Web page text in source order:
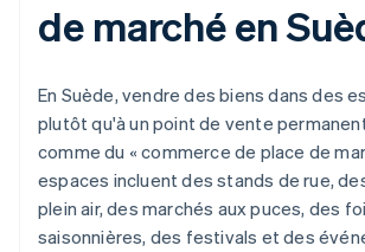
de marché en
En Suède, vendre des biens dans des
plutôt qu'à un point de vente
comme du « commerce de place de
espaces incluent des stands de rue,
plein air, des marchés aux puces, des
saisonnières, des festivals et des